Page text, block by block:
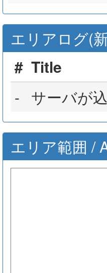
エリアログ(
# Title
- サーバが
エリア範囲 /